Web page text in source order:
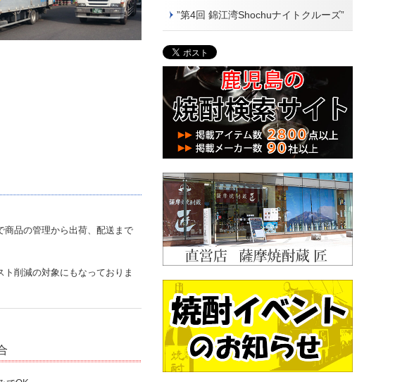
商品の管理から出荷、配送まで
削減の対象にもなっておりま
”第4回 錦江湾Shochuナイトクルーズ”